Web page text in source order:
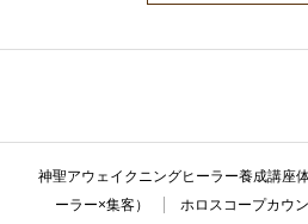
神聖アウェイクニングヒーラー養成講座
ーラー×集客）
ホロスコープカウ